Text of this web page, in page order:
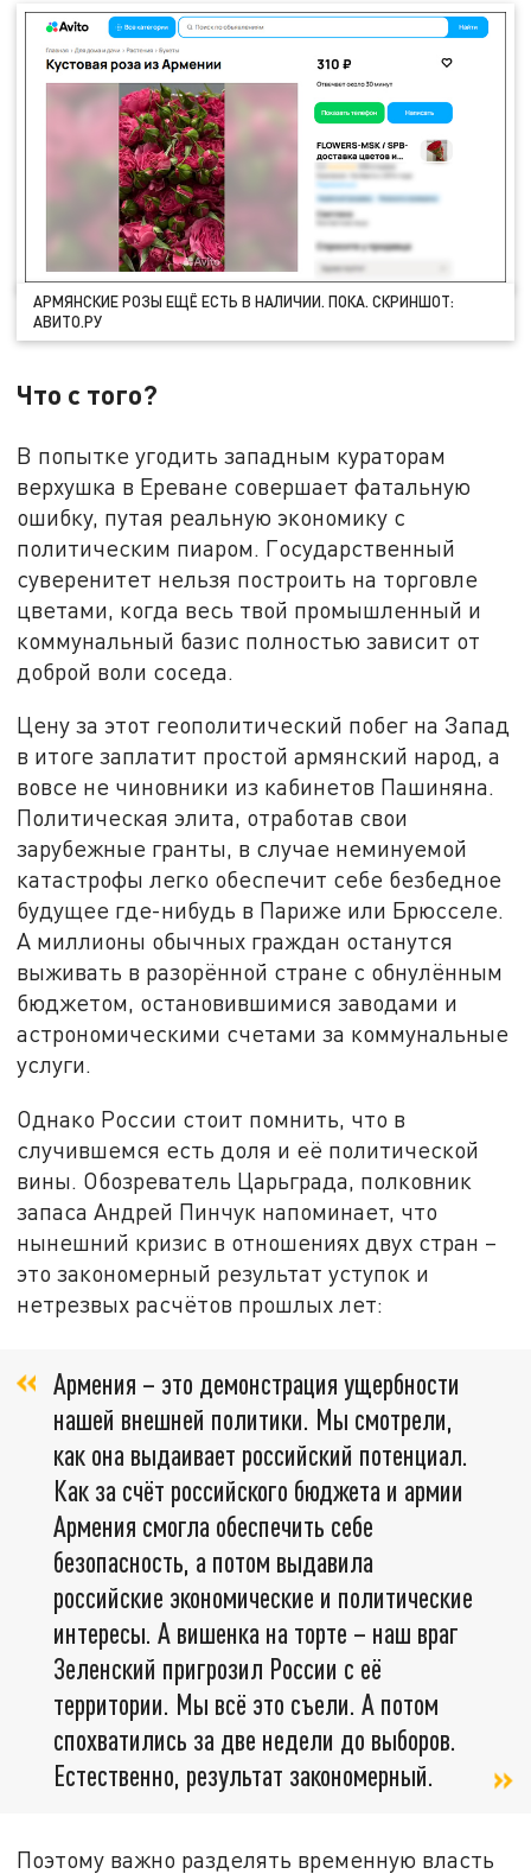
АРМЯНСКИЕ РОЗЫ ЕЩЁ ЕСТЬ В НАЛИЧИИ. ПОКА. СКРИНШОТ:
АВИТО.РУ
Что с того?
В попытке угодить западным кураторам
верхушка в Ереване совершает фатальную
ошибку, путая реальную экономику с
политическим пиаром. Государственный
суверенитет нельзя построить на торговле
цветами, когда весь твой промышленный и
коммунальный базис полностью зависит от
доброй воли соседа.
Цену за этот геополитический побег на Запад
в итоге заплатит простой армянский народ, а
вовсе не чиновники из кабинетов Пашиняна.
Политическая элита, отработав свои
зарубежные гранты, в случае неминуемой
катастрофы легко обеспечит себе безбедное
будущее где-нибудь в Париже или Брюсселе.
А миллионы обычных граждан останутся
выживать в разорённой стране с обнулённым
бюджетом, остановившимися заводами и
астрономическими счетами за коммунальные
услуги.
Однако России стоит помнить, что в
случившемся есть доля и её политической
вины. Обозреватель Царьграда, полковник
запаса Андрей Пинчук напоминает, что
нынешний кризис в отношениях двух стран –
это закономерный результат уступок и
нетрезвых расчётов прошлых лет:
Армения – это демонстрация ущербности
нашей внешней политики. Мы смотрели,
как она выдаивает российский потенциал.
Как за счёт российского бюджета и армии
Армения смогла обеспечить себе
безопасность, а потом выдавила
российские экономические и политические
интересы. А вишенка на торте – наш враг
Зеленский пригрозил России с её
территории. Мы всё это съели. А потом
спохватились за две недели до выборов.
Естественно, результат закономерный.
Поэтому важно разделять временную власть